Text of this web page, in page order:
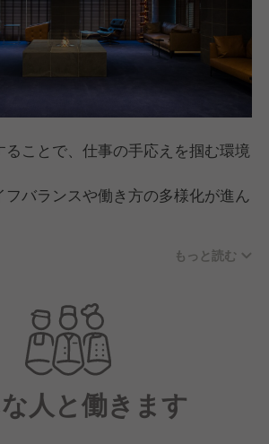
ることで、仕事の手応えを掴む環境
フバランスや働き方の多様化が進ん
価」にしてしまうのは、あまりにも
たちは考えます。
だからこそ出会いや経験が自身の人
ると実感できる職場でありたい。
、仕事の本質「誰のために、何のた
もっと読む
人と働きます